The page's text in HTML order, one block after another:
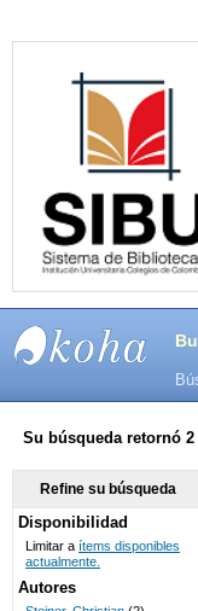
SISTEMAS
DE
BIBLIOTECAS
UNICOC
Su búsqueda retornó
Refine su búsqueda
Disponibilidad
Limitar a ítems disponibles
actualmente.
Autores